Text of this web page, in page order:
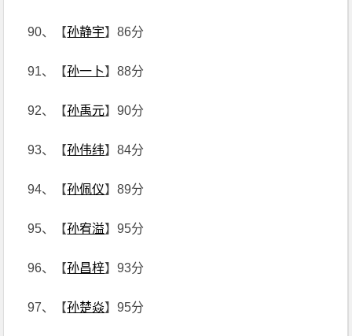
90、【孙静宇】86分
91、【孙一卜】88分
92、【孙禹元】90分
93、【孙伟纬】84分
94、【孙佩仪】89分
95、【孙宥溢】95分
96、【孙昌梓】93分
97、【孙楚焱】95分